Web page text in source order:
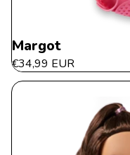
Margot
€34,99 EUR